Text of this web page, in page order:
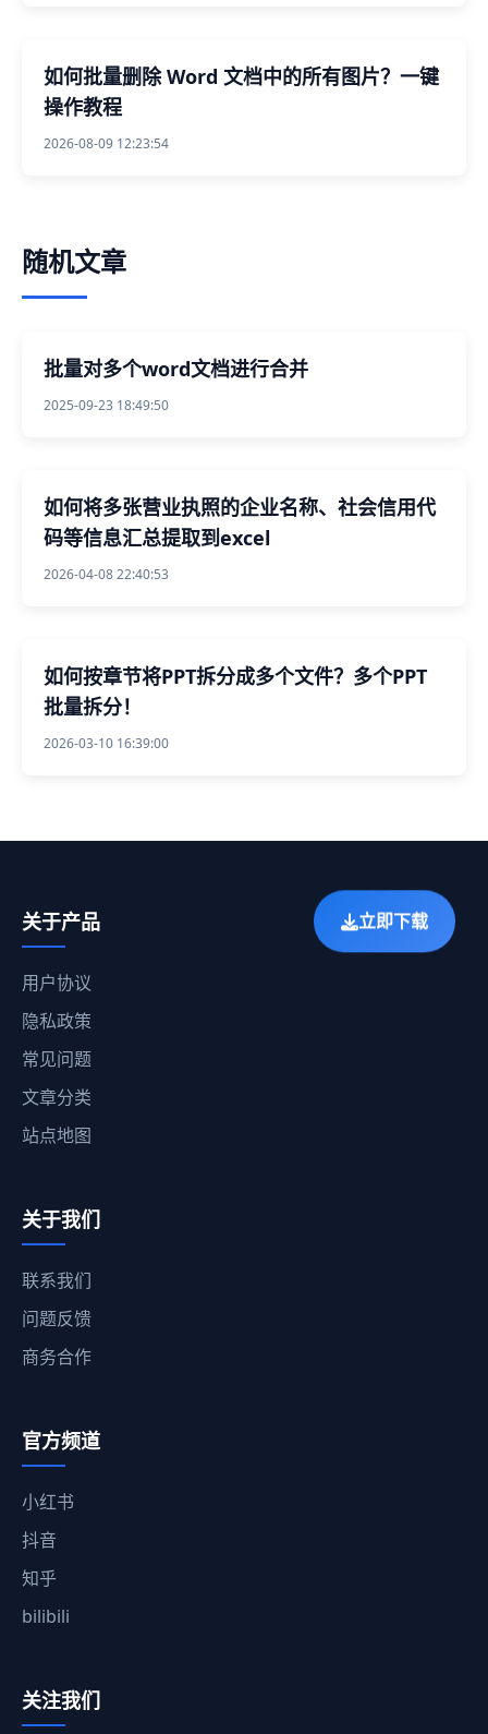
如何批量删除 Word 文档中的所有图片？一键
操作教程
2026-08-09 12:23:54
随机文章
批量对多个word文档进行合并
2025-09-23 18:49:50
如何将多张营业执照的企业名称、社会信用代
码等信息汇总提取到excel
2026-04-08 22:40:53
如何按章节将PPT拆分成多个文件？多个PPT
批量拆分！
2026-03-10 16:39:00
立即下载
关于产品
用户协议
隐私政策
常见问题
文章分类
站点地图
关于我们
联系我们
问题反馈
商务合作
官方频道
小红书
抖音
知乎
bilibili
关注我们